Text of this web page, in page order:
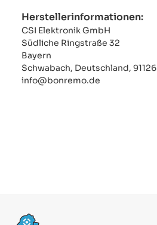
Herstellerinformationen:
CSI Elektronik GmbH
Südliche Ringstraße 32
Bayern
Schwabach, Deutschland, 91126
info@bonremo.de